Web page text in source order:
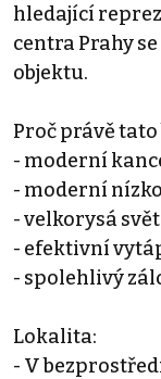
hledající
centra Prahy
objektu.
Proč právě tato
- moderní
- moderní
- velkorysá
- efektivní
- spolehlivý
Lokalita:
- V